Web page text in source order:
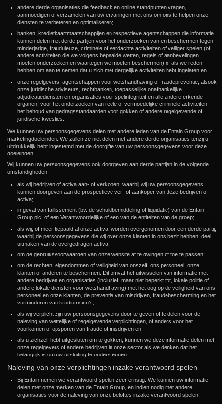
andere derde organisaties die feedback en online standpunten vragen,
aanmoedigen of verzamelen van uw ervaringen met ons om ons te helpen onze
diensten te verbeteren en optimaliseren;
banken, kredietkaartmaatschappijen en respectieve agentschappen die informatie
kunnen delen met derde partijen voor het onderzoeken van en beschermen tegen
minderjarige, frauduleuze, criminele of verdachte activiteiten of veiliger spelen (of
andere activiteiten die we volgens bepaalde wetten, regels of aanbevelingen
moeten onderzoeken en waartegen we moeten beschermen) of als we reden
hebben om aan te nemen dat u zich met dergelijke activiteiten hebt ingelaten en
onze regelgevers, agentschappen voor wetshandhaving of fraudepreventie, alsook
onze juridische adviseurs, rechtbanken, toepasselijke onafhankelijke
adjudicatiediensten en organisaties voor spelintegriteit en alle andere erkende
organen, voor het onderzoeken van reële of vermoedelijke criminele activiteiten,
het behoud van gedragsstandaarden voor gokken of andere regelgevende of
juridische kwesties.
We kunnen uw persoonsgegevens delen met andere leden van de Entain Group voor
marketingdoeleinden. We zullen ze niet delen met andere derde organisaties tenzij u
uitdrukkelijk hebt ingestemd met de doorgifte van uw persoonsgegevens voor deze
doeleinden.
Wij kunnen uw persoonsgegevens ook doorgeven aan derde partijen in de volgende
omstandigheden:
als wij bedrijven of activa aan- of verkopen, waarbij wij uw persoonsgegevens
kunnen doorgeven aan de prospectieve ver- of aankoper van deze bedrijven of
activa;
in geval van faillissement (bv. de schuldbemiddeling of liquidatie) van de Entain
Group plc, of een Verantwoordelijke of een van de entiteiten van de groep;
als wij, of meer bepaald al onze activa, worden overgenomen door een derde partij,
waarbij de persoonsgegevens die wij over onze klanten in ons bezit hebben, deel
uitmaken van de overgedragen activa;
om de gebruiksvoorwaarden van onze website af te dwingen of toe te passen;
om de rechten, eigendommen of veiligheid van onszelf, ons personeel, onze
klanten of anderen te beschermen. Dit omvat het uitwisselen van informatie met
andere bedrijven en organisaties (inclusief, maar niet beperkt tot, lokale politie of
andere lokale diensten voor wetshandhaving) met het oog op de veiligheid van ons
personeel en onze klanten, de preventie van misdrijven, fraudebescherming en het
verminderen van kredietrisico’s;
als wij verplicht zijn uw persoonsgegevens door te geven of te delen voor de
naleving van wettelijke of regelgevende verplichtingen, of anders voor het
voorkomen of opsporen van fraude of misdrijven en
als u zichzelf hebt uitgesloten om te gokken, kunnen we deze informatie delen met
onze regelgevers of andere bedrijven in onze sector als we denken dat het
belangrijk is om uw uitsluiting te ondersteunen.
Naleving van onze verplichtingen inzake verantwoord spelen
Bij Entain nemen we verantwoord spelen zeer ernstig. We kunnen uw informatie
delen met onze merken van de Entain Group, en indien nodig met andere
organisaties voor de naleving van onze beloftes inzake verantwoord spelen.